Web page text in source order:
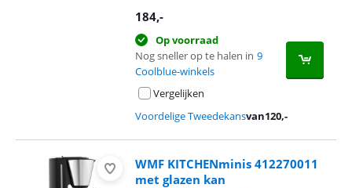
184,-
Op voorraad
Nog sneller op te halen in 9
Coolblue-winkels
Vergelijken
Voordelige Tweedekansvan120,-
WMF KITCHENminis 412270011
met glazen kan